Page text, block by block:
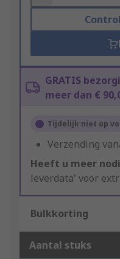
GRATIS
meer dan €
Tijdelijk niet op
Verzending
Heeft u meer
leverdata' voor
Bulkkorting
Aantal stuks